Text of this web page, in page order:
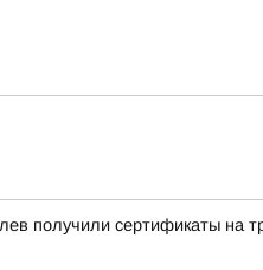
получили сертификаты на